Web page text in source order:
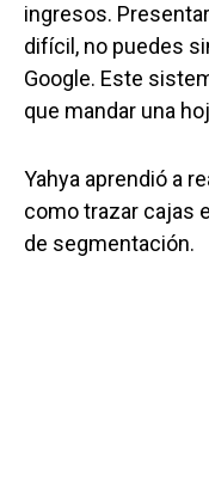
ingresos.
difícil, no puedes
Google. Este
que mandar una
Yahya aprendió a
como trazar cajas
de segmentación.